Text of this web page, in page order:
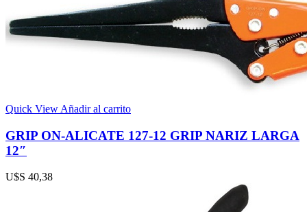
Quick View Añadir al carrito
GRIP ON-ALICATE 127-12 GRIP NARIZ LARGA
12″
U$S 40,38